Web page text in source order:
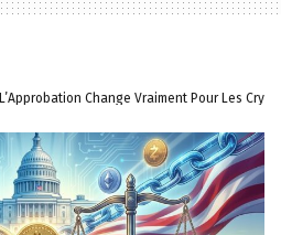
Change Vraiment Pour Les